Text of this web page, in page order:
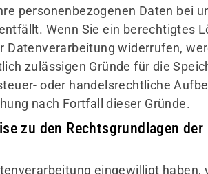
personenbezogenen Daten bei
Wenn Sie ein berechtigtes
Datenverarbeitung widerrufen,
zulässigen Gründe für die
oder handelsrechtliche
nach Fortfall dieser Gründe.
zu den Rechtsgrundlagen
eingewilligt haben,